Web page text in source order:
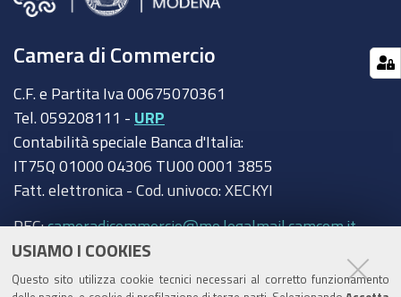
USIAMO I COOKIES
Questo sito utilizza cookie tecnici necessari al corretto funzionamento
Camera di Commercio
C.F. e Partita Iva 00675070361
Tel. 059208111 - URP
Contabilità speciale Banca d'Italia:
IT75Q 01000 04306 TU00 0001 3855
Fatt. elettronica - Cod. univoco: XECKYI
PEC:cameradicommercio@mo.legalmail.camcom.it
Trasparenza